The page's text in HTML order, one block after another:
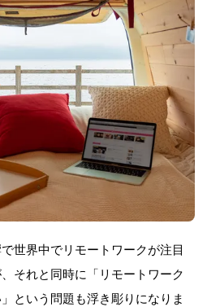
世界中でリモートワークが注目
それと同時に「リモートワーク
という問題も浮き彫りになりま